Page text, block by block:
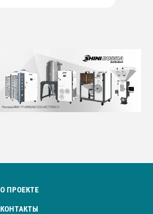
О ПРОЕКТЕ
КОНТАКТЫ